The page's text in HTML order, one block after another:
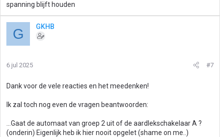
spanning blijft houden
G GKHB
6 jul 2025 #7
Dank voor de vele reacties en het meedenken!
Ik zal toch nog even de vragen beantwoorden:
…Gaat de automaat van groep 2 uit of de aardlekschakelaar A ?
(onderin) Eigenlijk heb ik hier nooit opgelet (shame on me..)